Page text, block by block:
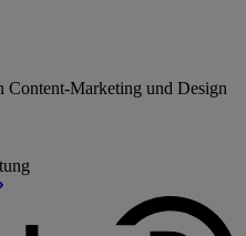
Content-Marketing und Design